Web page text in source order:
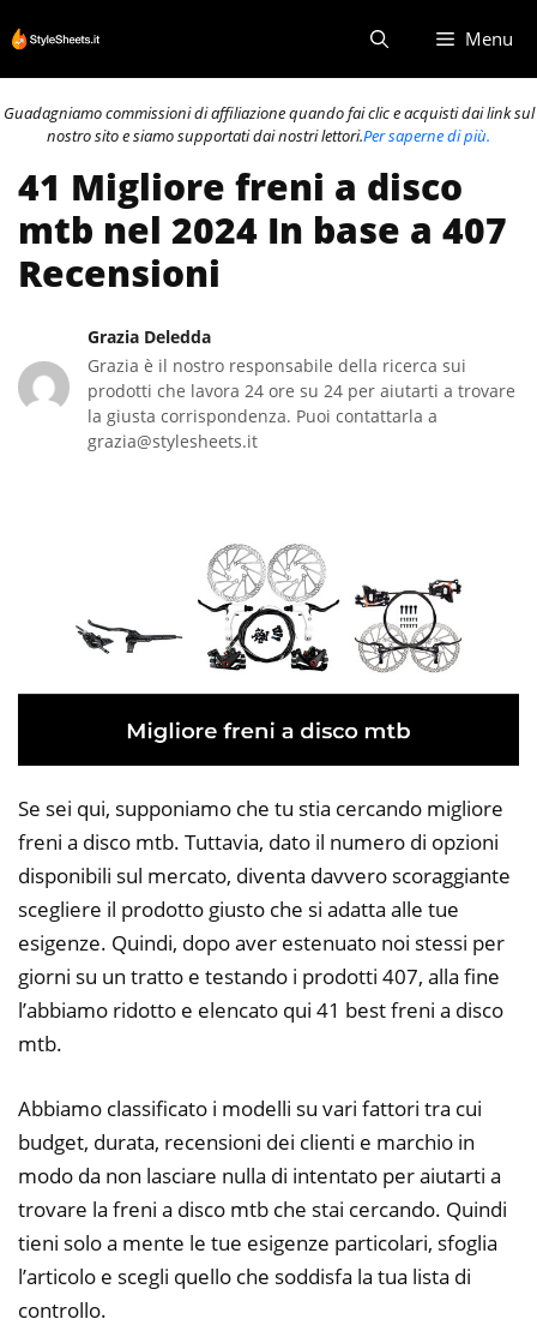
al
contenuto
Menu
Guadagniamo commissioni di affiliazione quando fai clic e acquisti dai link sul
nostro sito e siamo supportati dai nostri lettori.Per saperne di più.
41 Migliore freni a disco
mtb nel 2024 In base a 407
Recensioni
Grazia Deledda
Grazia è il nostro responsabile della ricerca sui
prodotti che lavora 24 ore su 24 per aiutarti a trovare
la giusta corrispondenza. Puoi contattarla a
grazia@stylesheets.it
Se sei qui, supponiamo che tu stia cercando migliore
freni a disco mtb. Tuttavia, dato il numero di opzioni
disponibili sul mercato, diventa davvero scoraggiante
scegliere il prodotto giusto che si adatta alle tue
esigenze. Quindi, dopo aver estenuato noi stessi per
giorni su un tratto e testando i prodotti 407, alla fine
l’abbiamo ridotto e elencato qui 41 best freni a disco
mtb.
Abbiamo classificato i modelli su vari fattori tra cui
budget, durata, recensioni dei clienti e marchio in
modo da non lasciare nulla di intentato per aiutarti a
trovare la freni a disco mtb che stai cercando. Quindi
tieni solo a mente le tue esigenze particolari, sfoglia
l’articolo e scegli quello che soddisfa la tua lista di
controllo.